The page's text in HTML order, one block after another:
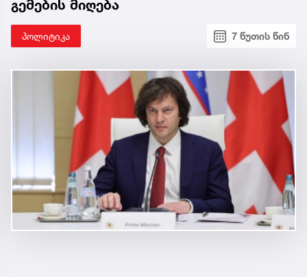
გემების მიღება
პოლიტიკა 7 წუთის წინ